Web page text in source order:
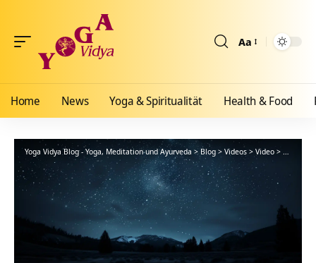
Aa
Home News Yoga & Spiritualität Health & Food
Yoga Vidya Blog - Yoga, Meditation und Ayurveda > Blog > Videos > Video > Was ist